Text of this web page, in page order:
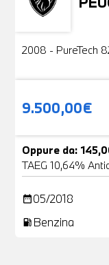
Usato
2008 - PureTech
9.500,00€
Oppure da:
TAEG 10,64%
date_range05/2018
local_gas_station Benzina